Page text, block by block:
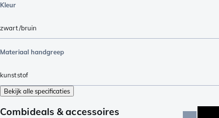
Kleur
zwart/bruin
Materiaal handgreep
kunststof
Bekijk alle specificaties
Combideals & accessoires